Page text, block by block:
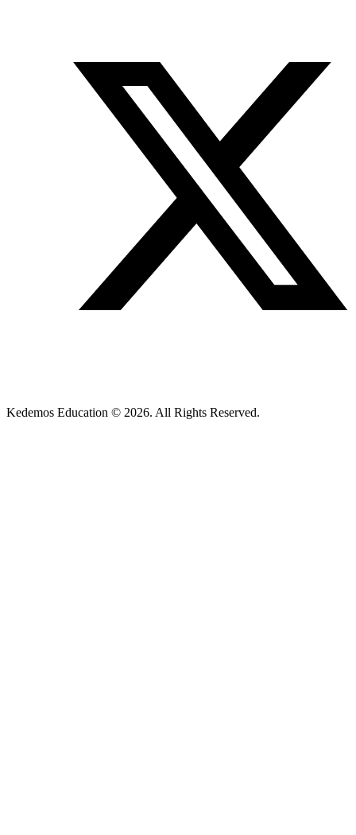
Kedemos Education © 2026. All Rights Reserved.